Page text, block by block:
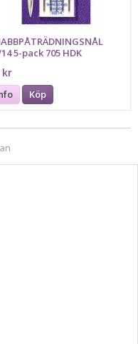
5-pack 705 HDK
kr
Köp